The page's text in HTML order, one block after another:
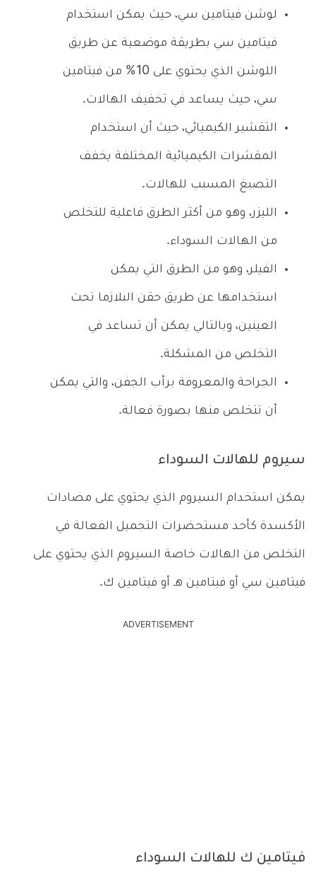
لوشن فيتامين سي، حيث يمكن استخدام
فيتامين سي بطريقة موضعية عن طريق
اللوشن الذي يحتوي على 10% من فيتامين
سي، حيث يساعد في تخفيف الهالات.
التقشير الكيميائي، حيث أن استخدام
المقشرات الكيميائية المختلفة يخفف
التصبغ المسبب للهالات.
الليزر، وهو من أكثر الطرق فاعلية للتخلص
من الهالات السوداء.
الفيلر، وهو من الطرق التي يمكن
استخدامها عن طريق حقن البلازما تحت
العينين، وبالتالي يمكن أن تساعد في
التخلص من المشكلة.
الجراحة والمعروفة برأب الجفن، والتي يمكن
أن تتخلص منها بصورة فعالة.
سيروم للهالات السوداء
يمكن استخدام السيروم الذي يحتوي على مضادات
الأكسدة كأحد مستحضرات التجميل الفعالة في
التخلص من الهالات خاصة السيروم الذي يحتوي على
فيتامين سي أو فيتامين هـ أو فيتامين ك.
ADVERTISEMENT
فيتامين ك للهالات السوداء